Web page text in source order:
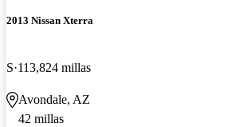
2013 Nissan Xterra
S 113,824 millas
Avondale, AZ
42 millas